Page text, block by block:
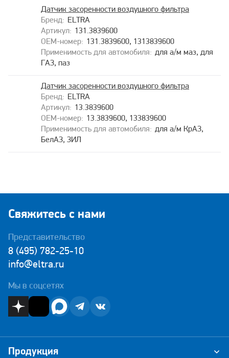
ELTRA
131.3839600
131.3839600, 1313839600
Датчик засоренности воздушного фильтра
для а/м маз, для
ГАЗ, паз
ELTRA
13.3839600
13.3839600, 133839600
Датчик засоренности воздушного фильтра
для а/м КрАЗ,
БелАЗ, ЗИЛ
Свяжитесь с нами
Представительство
8 (495) 782-25-10
info@eltra.ru
Мы в соцсетях
Продукция